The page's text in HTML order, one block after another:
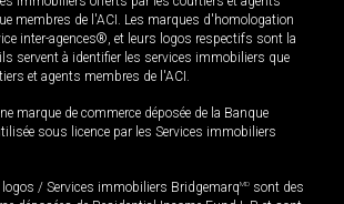
membres de l'ACI. Les marques d'homologation
inter-agences®, et leurs logos respectifs sont la
servent à identifier les services immobiliers que
et agents membres de l'ACI.
marque de commerce déposée de la Banque
sous licence par les Services immobiliers
logos / Services immobiliers BridgemarqMD sont des